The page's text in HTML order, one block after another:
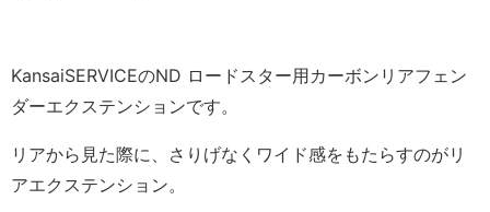
KansaiSERVICEのND ロードスター用カーボンリアフェン
ダーエクステンションです。
リアから見た際に、さりげなくワイド感をもたらすのがリ
アエクステンション。